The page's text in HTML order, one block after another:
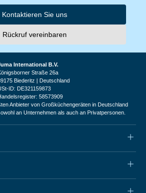
Kontaktieren Sie uns
Rückruf vereinbaren
International B.V.
Straße 26a
Biederitz | Deutschland
ID: DE321159873
58573909
Anbieter von Großküchengeräten in Deutschland
an Unternehmen als auch an Privatpersonen.